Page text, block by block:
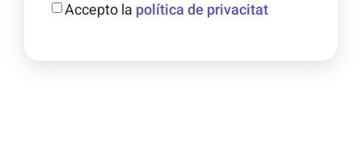
Accepto la política de privacitat